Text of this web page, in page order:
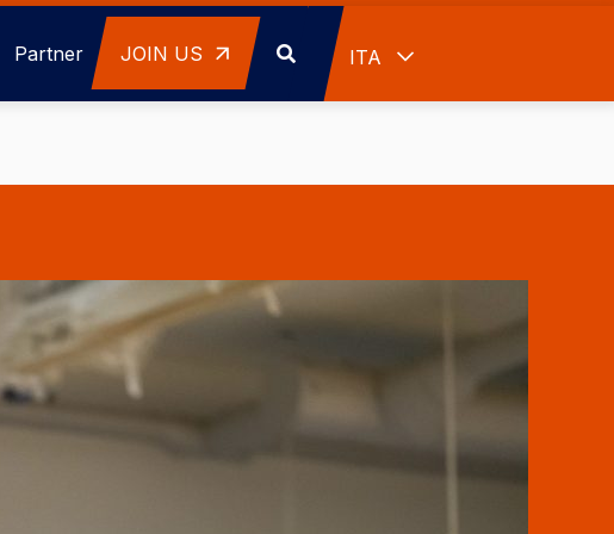
ITA Mostra ulteriori azioni
Partner JOIN US